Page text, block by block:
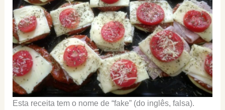
Esta receita tem o nome de “fake” (do inglês, falsa).